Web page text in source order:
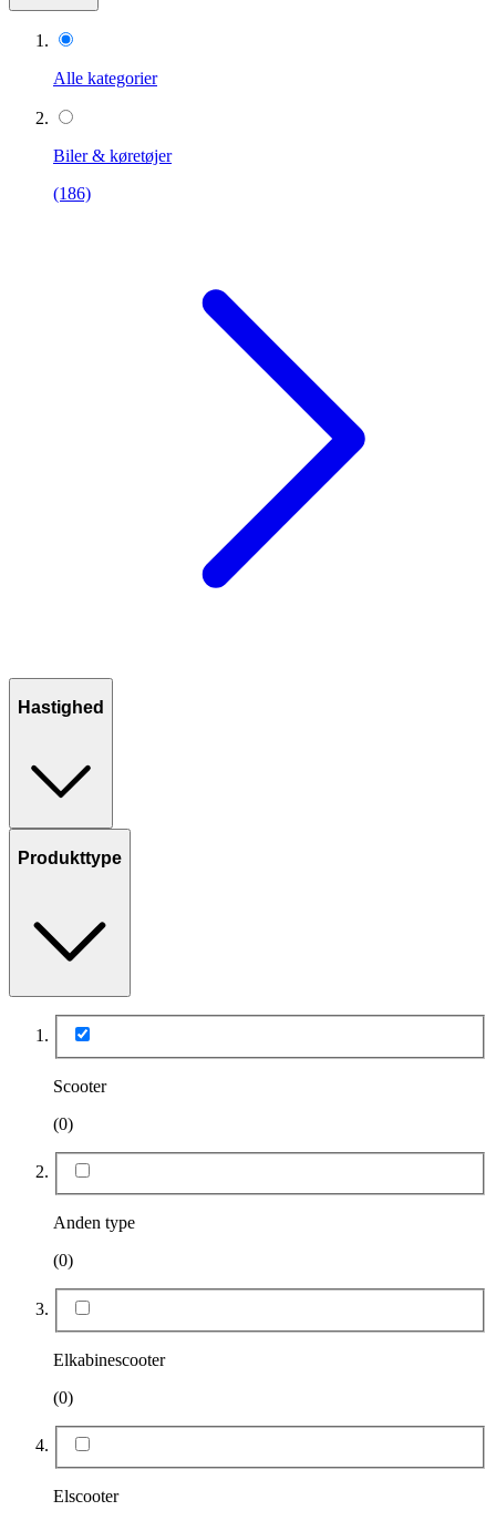
Alle kategorier
Biler & køretøjer
(186)
Hastighed
Produkttype
Scooter
(0)
Anden type
(0)
Elkabinescooter
(0)
Elscooter